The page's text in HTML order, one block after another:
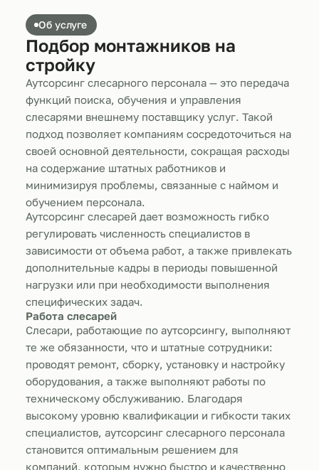
Об услуге
Подбор монтажников на
стройку
Аутсорсинг слесарного персонала — это передача
функций поиска, обучения и управления
слесарями внешнему поставщику услуг. Такой
подход позволяет компаниям сосредоточиться на
своей основной деятельности, сокращая расходы
на содержание штатных работников и
минимизируя проблемы, связанные с наймом и
обучением персонала.
Аутсорсинг слесарей дает возможность гибко
регулировать численность специалистов в
зависимости от объема работ, а также привлекать
дополнительные кадры в периоды повышенной
нагрузки или при необходимости выполнения
специфических задач.
Работа слесарей
Слесари, работающие по аутсорсингу, выполняют
те же обязанности, что и штатные сотрудники:
проводят ремонт, сборку, установку и настройку
оборудования, а также выполняют работы по
техническому обслуживанию. Благодаря
высокому уровню квалификации и гибкости таких
специалистов, аутсорсинг слесарного персонала
становится оптимальным решением для
компаний, которым нужно быстро и качественно